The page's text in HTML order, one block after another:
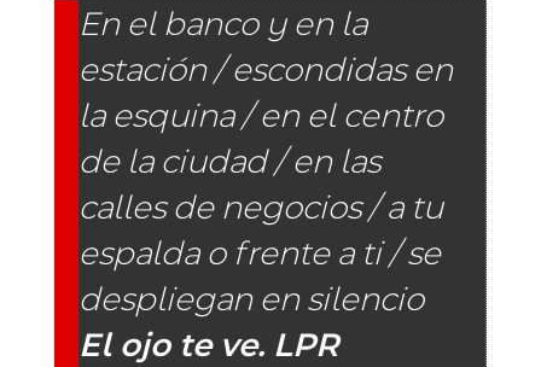
En el banco y en la
estación / escondidas en
la esquina /en el centro
de la ciudad / en las
calles de negocios /a tu
espalda o frente a ti / se
despliegan en silencio
El ojo te ve. LPR